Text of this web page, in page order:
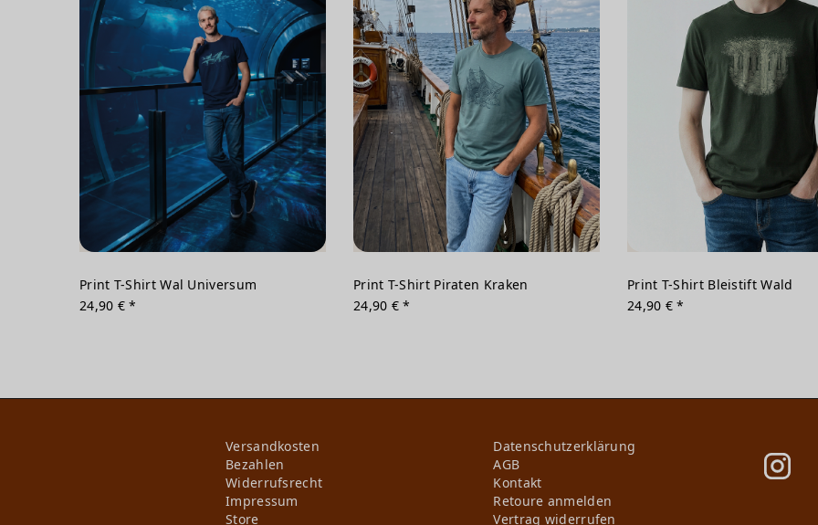
Print T-Shirt Wal Universum
24,90 € *
Print T-Shirt Piraten Kraken
24,90 € *
Print T-Shirt Bleistift Wald
24,90 € *
Versandkosten
Bezahlen
Widerrufs­recht
Impressum
Store
Daten­schutz­erklärung
AGB
Kontakt
Retoure anmelden
Vertrag widerrufen